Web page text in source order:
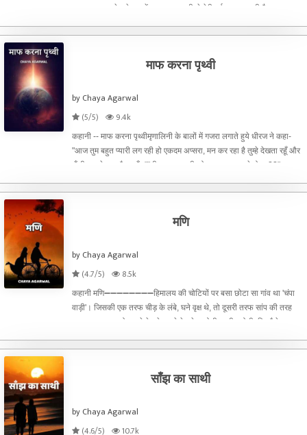
कल जब गटटू ने मुझे हवा में उछाला था तभी से मेरी गर्दन अकड़ गयी है। सुबह का
माफ करना पृथ्वी
by Chaya Agarwal
(5/5)
9.4k
कहानी -- माफ करना पृथ्वीमृणालिनी के बालों में गजरा लगाते हुये धीरज ने कहा-
"आज तुम बहुत प्यारी लग रही हो एकदम अप्सरा, मन कर रहा है तुम्हे देखता रहूँ और
यूँ ही तुम्हारे पास बैठा रहूँ।""धीरज, तुम पृथ्वी को बहुत प्यार करते हो न ??"
मणि
by Chaya Agarwal
(4.7/5)
8.5k
कहानी मणि➖➖➖➖➖➖➖➖हिमालय की चोटियों पर बसा छोटा सा गांव था 'चंपा
वाड़ी'। जिसकी एक तरफ चीड़ के लंबे, घने वृक्ष थे, तो दूसरी तरफ सांप की तरह
घुमावदार नहर। जो दूर से देखने दूर से देखने पर ऐसी प्रतीत होती, कि जैसे उस
साँझ का साथी
by Chaya Agarwal
(4.6/5)
10.7k